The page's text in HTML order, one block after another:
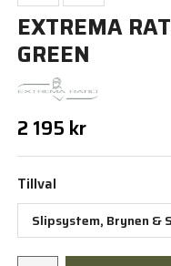
EXTREMA
GREEN
2 195 kr
Tillval
Slipsystem, Brynen &